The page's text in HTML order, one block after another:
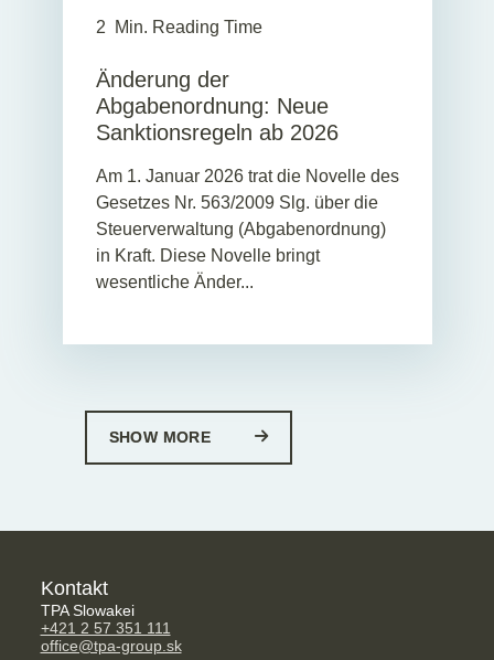
2 Min. Reading Time
Änderung der
Abgabenordnung: Neue
Sanktionsregeln ab 2026
Am 1. Januar 2026 trat die Novelle des
Gesetzes Nr. 563/2009 Slg. über die
Steuerverwaltung (Abgabenordnung)
in Kraft. Diese Novelle bringt
wesentliche Änder...
SHOW MORE
Kontakt
TPA Slowakei
+421 2 57 351 111
office@tpa-group.sk